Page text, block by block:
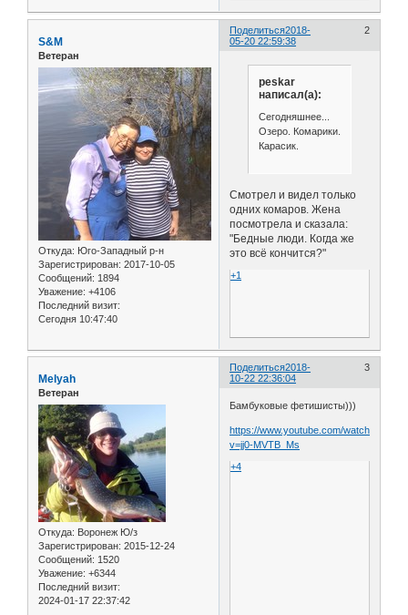
Поделиться 2
2018-
05-20 22:59:38
S&M
Ветеран
Откуда: Юго-Западный р-н
Зарегистрирован: 2017-10-05
Сообщений: 1894
Уважение: +4106
Последний визит:
Сегодня 10:47:40
peskar
написал(а):
Сегодняшнее...
Озеро. Комарики.
Карасик.
Смотрел и видел только
одних комаров. Жена
посмотрела и сказала:
"Бедные люди. Когда же
это всё кончится?"
+1
Поделиться 3
2018-
10-22 22:36:04
Melyah
Ветеран
Откуда: Воронеж Ю/з
Зарегистрирован: 2015-12-24
Сообщений: 1520
Уважение: +6344
Последний визит:
2024-01-17 22:37:42
Бамбуковые фетишисты)))
https://www.youtube.com/watch?
v=jj0-MVTB_Ms
+4